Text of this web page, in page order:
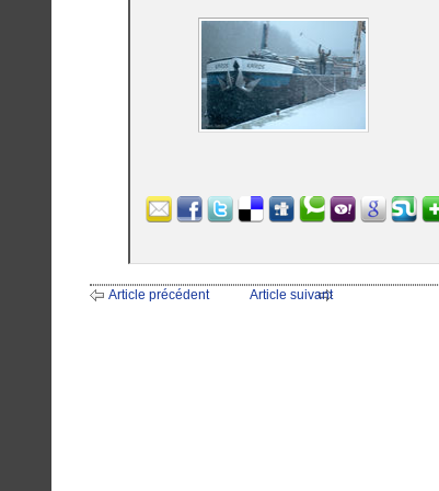
Article précédent Article suivant